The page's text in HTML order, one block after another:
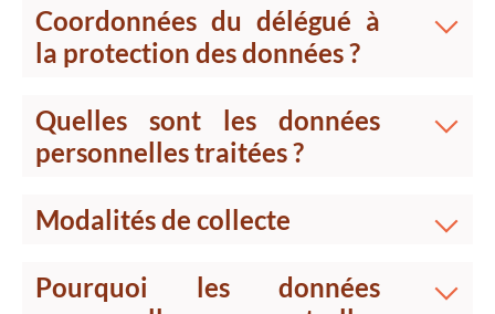
Coordonnées du délégué à
la protection des données ?
Quelles sont les données
personnelles traitées ?
Modalités de collecte
Pourquoi les données